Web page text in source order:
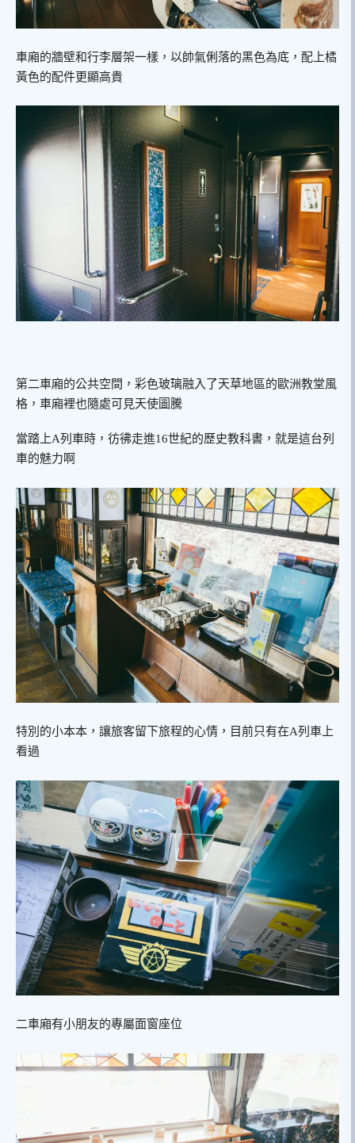
車廂的牆壁和行李層架一樣，以帥氣俐落的黑色為底，配上橘
黃色的配件更顯高貴
第二車廂的公共空間，彩色玻璃融入了天草地區的歐洲教堂風
格，車廂裡也隨處可見天使圖騰
當踏上A列車時，彷彿走進16世紀的歷史教科書，就是這台列
車的魅力啊
特別的小本本，讓旅客留下旅程的心情，目前只有在A列車上
看過
二車廂有小朋友的專屬面窗座位